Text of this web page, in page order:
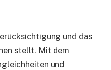
und das
stellt. Mit dem
und